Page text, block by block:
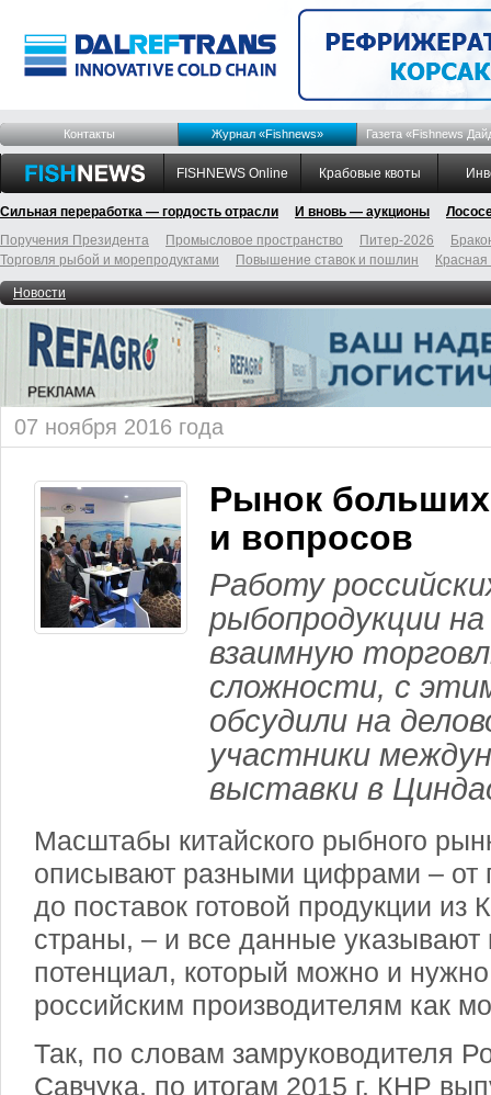
Контакты Журнал «Fishnews» Газета «Fishnews
FISHNEWS Online Крабовые квоты
Сильная переработка — гордость отрасли И вновь — аукционы
Поручения Президента
Промысловое пространство Питер-2026
Торговля рыбой и морепродуктами
Повышение ставок и пошлин
Новости
07 ноября 2016 года
Рынок больших
и вопросов
Работу
рыбопродукции
взаимную
сложности, с
обсудили на
участники
выставки в
Масштабы китайского рыбного
описывают разными цифрами – от
до поставок готовой продукции
страны, – и все данные указывают
потенциал, который можно и нужно
российским производителям как
Так, по словам замруководителя
Савчука, по итогам 2015 г. КНР